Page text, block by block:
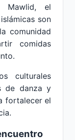
Mawlid, el
son
comunidad
comidas
culturales
de danza y
fortalecer el